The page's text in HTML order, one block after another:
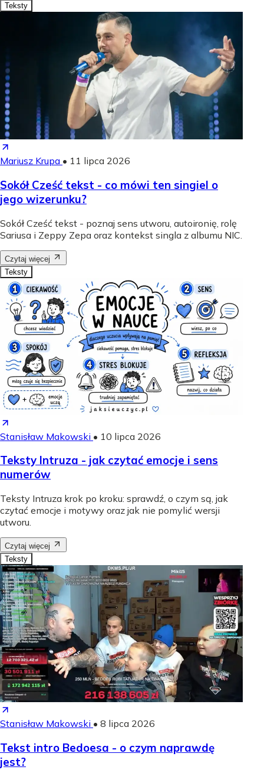
Teksty
Mariusz Krupa • 11 lipca 2026
Sokół Cześć tekst - co mówi ten singiel o
jego wizerunku?
Sokół Cześć tekst - poznaj sens utworu, autoironię, rolę
Sariusa i Zeppy Zepa oraz kontekst singla z albumu NIC.
Czytaj więcej
Teksty
Stanisław Makowski • 10 lipca 2026
Teksty Intruza - jak czytać emocje i sens
numerów
Teksty Intruza krok po kroku: sprawdź, o czym są, jak
czytać emocje i motywy oraz jak nie pomylić wersji
utworu.
Czytaj więcej
Teksty
Stanisław Makowski • 8 lipca 2026
Tekst intro Bedoesa - o czym naprawdę
jest?